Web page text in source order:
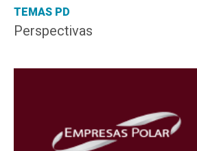
TEMAS PD
Perspectivas